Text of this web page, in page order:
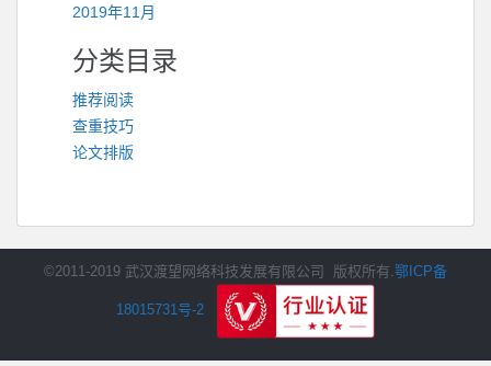
2019年11月
分类目录
推荐阅读
查重技巧
论文排版
©2011-2019 武汉渡望网络科技发展有限公司 版权所有.鄂ICP备
18015731号-2